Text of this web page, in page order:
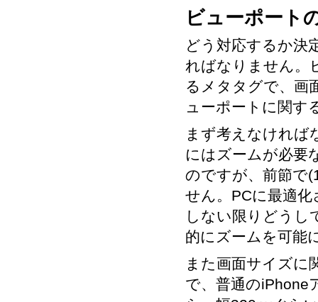
ビューポート
どう対応するか決
ればなりません。
るメタタグで、画
ューポートに関す
まず考えなければ
にはズームが必要
のですが、前節で
せん。PCに最適
しない限りどうし
的にズームを可能
また画面サイズに
で、普通のiPhone